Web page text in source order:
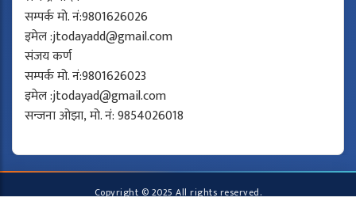
सम्पर्क मो. नं:9801626026
इमेल :jtodayadd@gmail.com
संजय कर्ण
सम्पर्क मो. नं:9801626023
इमेल :jtodayad@gmail.com
सन्जना ओझा, मो. नं: 9854026018
Copyright © 2025 All rights reserved.